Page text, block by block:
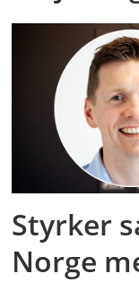
Styrker
Norge